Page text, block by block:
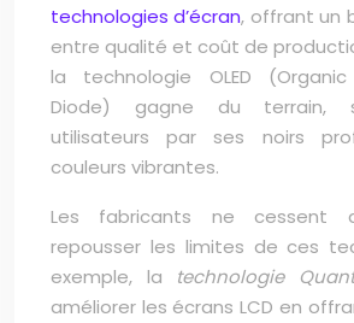
technologies d’écran, offrant un
entre qualité et coût de
la technologie OLED (Organic
Diode) gagne du terrain,
utilisateurs par ses noirs
couleurs vibrantes.
Les fabricants ne cessent
repousser les limites de ces
exemple, la technologie
améliorer les écrans LCD en